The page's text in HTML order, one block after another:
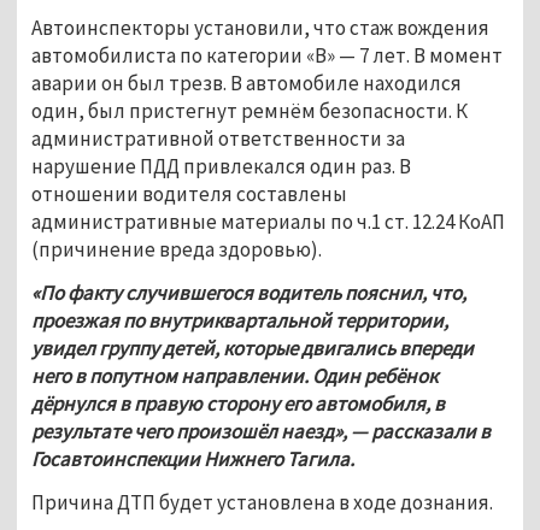
Автоинспекторы установили, что стаж вождения
автомобилиста по категории «В» — 7 лет. В момент
аварии он был трезв. В автомобиле находился
один, был пристегнут ремнём безопасности. К
административной ответственности за
нарушение ПДД привлекался один раз. В
отношении водителя составлены
административные материалы по ч.1 ст. 12.24 КоАП
(причинение вреда здоровью).
«По факту случившегося водитель пояснил, что,
проезжая по внутриквартальной территории,
увидел группу детей, которые двигались впереди
него в попутном направлении. Один ребёнок
дёрнулся в правую сторону его автомобиля, в
результате чего произошёл наезд», — рассказали в
Госавтоинспекции Нижнего Тагила.
Причина ДТП будет установлена в ходе дознания.